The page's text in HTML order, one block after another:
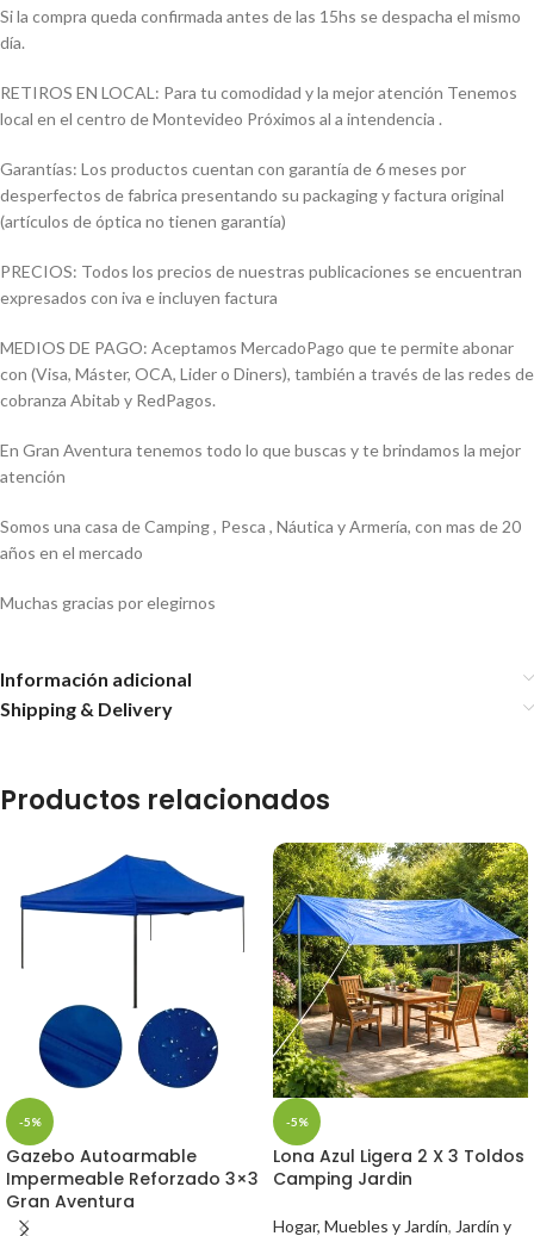
Si la compra queda confirmada antes de las 15hs se despacha el mismo
día.
RETIROS EN LOCAL: Para tu comodidad y la mejor atención Tenemos
local en el centro de Montevideo Próximos al a intendencia .
Garantías: Los productos cuentan con garantía de 6 meses por
desperfectos de fabrica presentando su packaging y factura original
(artículos de óptica no tienen garantía)
PRECIOS: Todos los precios de nuestras publicaciones se encuentran
expresados con iva e incluyen factura
MEDIOS DE PAGO: Aceptamos MercadoPago que te permite abonar
con (Visa, Máster, OCA, Lider o Diners), también a través de las redes de
cobranza Abitab y RedPagos.
En Gran Aventura tenemos todo lo que buscas y te brindamos la mejor
atención
Somos una casa de Camping , Pesca , Náutica y Armería, con mas de 20
años en el mercado
Muchas gracias por elegirnos
Información adicional
Shipping & Delivery
Productos relacionados
-5%
Gazebo Autoarmable
Impermeable Reforzado 3×3
Gran Aventura
-5%
Lona Azul Ligera 2 X 3 Toldos
Camping Jardin
Hogar, Muebles y Jardín, Jardín y